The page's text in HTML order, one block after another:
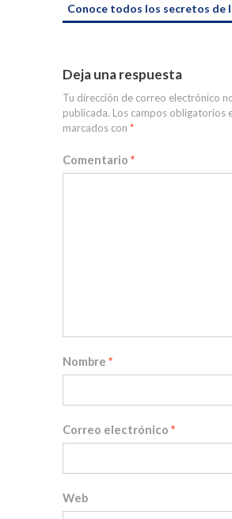
Conoce todos los secretos de
Deja una respuesta
Tu dirección de correo electrónico
publicada. Los campos obligatorios
marcados con *
Comentario *
Nombre *
Correo electrónico *
Web